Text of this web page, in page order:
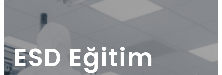
ESD Eğitim